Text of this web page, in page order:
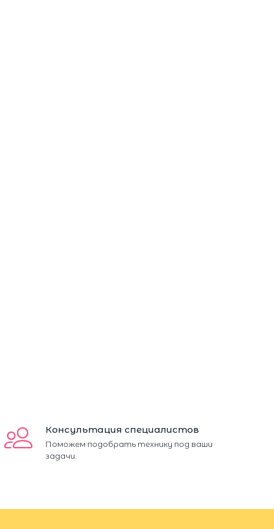
Консультация специалистов
Поможем подобрать технику под ваши
задачи.